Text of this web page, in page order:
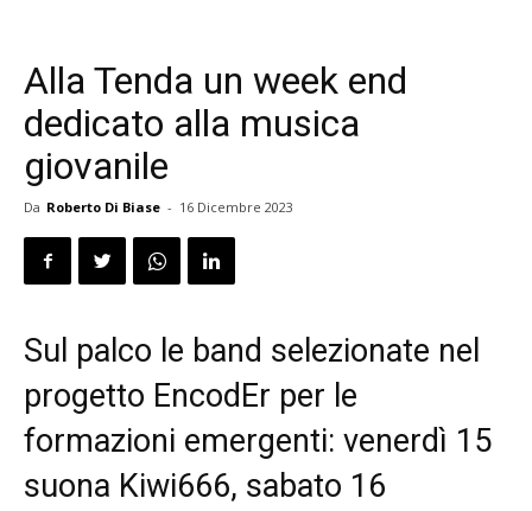
Alla Tenda un week end
dedicato alla musica
giovanile
Da Roberto Di Biase - 16 Dicembre 2023
Sul palco le band selezionate nel
progetto EncodEr per le
formazioni emergenti: venerdì 15
suona Kiwi666, sabato 16